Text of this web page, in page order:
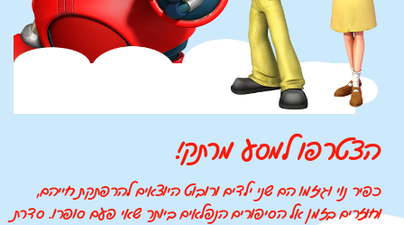
!הצטרפו למסע מרתק
כפיר נוי וגיזמו הם שני ילדים ורובוט היוצאים להרפתקת חייהם,
וחוזרים בזמן אל הסיפורים הנפלאים ביותר שאי פעם סופרו. סדרת